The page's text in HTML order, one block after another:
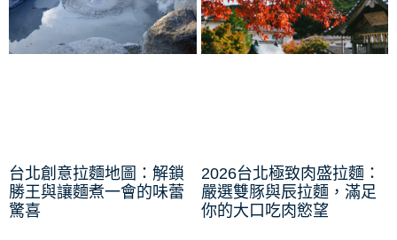
台北創意拉麵地圖：解鎖
勝王與讓麵煮一會的味蕾
驚喜
2026台北極致肉盛拉麵：
嚴選雙豚與辰拉麵，滿足
你的大口吃肉慾望